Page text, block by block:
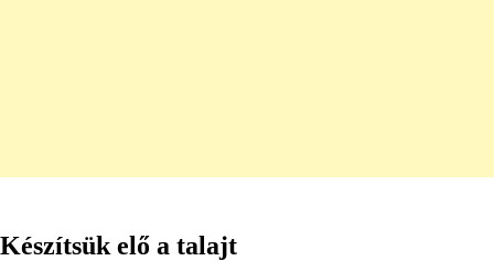
Készítsük elő a talajt